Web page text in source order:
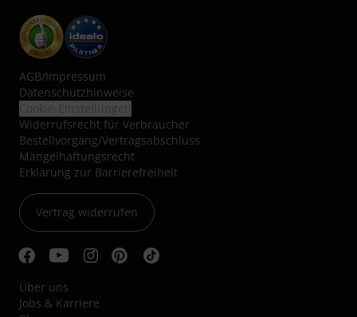
AGB/Impressum
Datenschutzhinweise
Widerrufsrecht für Verbraucher
Bestellvorgang/Vertragsabschluss
Mängelhaftungsrecht
Erklärung zur Barrierefreiheit
Vertrag widerrufen
Über uns
Jobs & Karriere